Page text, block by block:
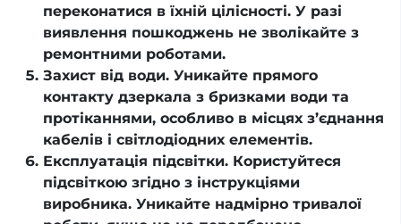
переконатися в їхній цілісності. У разі
виявлення пошкоджень не зволікайте з
ремонтними роботами.
Захист від води. Уникайте прямого
контакту дзеркала з бризками води та
протіканнями, особливо в місцях з’єднання
кабелів і світлодіодних елементів.
Експлуатація підсвітки. Користуйтеся
підсвіткою згідно з інструкціями
виробника. Уникайте надмірно тривалої